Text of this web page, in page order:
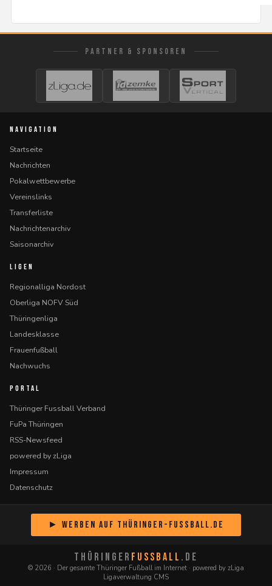
PARTNER & SPONSOREN
NAVIGATION
Startseite
Nachrichten
Pokalwettbewerbe
Vereinslinks
Transferliste
Nachrichtenarchiv
Saisonarchiv
LIGEN
Regionalliga Nordost
Oberliga NOFV Süd
Thüringenliga
Landesklasse
Frauenfußball
Nachwuchs
PORTAL
Thüringer Fussball Verband
FuPa Thüringen
RSS-Newsfeed
powered by zLiga
Impressum
Datenschutz
► Werben auf Thüringer-Fussball.de
THÜRINGER FUSSBALL .DE
© 2026 · Der gesamte Thüringer Fußball im Internet · powered by zLiga
Ligaverwaltung CMS